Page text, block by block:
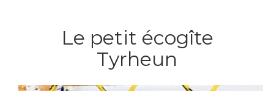
Le petit écogîte
Tyrheun